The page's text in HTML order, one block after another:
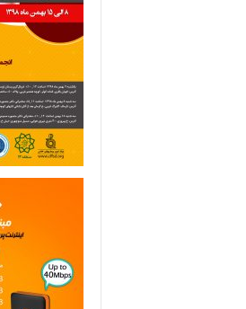
ر
ی
م
ی